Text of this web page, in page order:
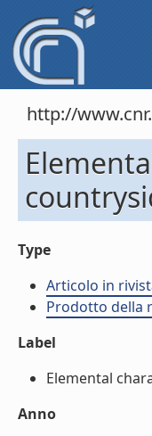
http://
Type
Articolo in
Prodotto della
Label
Elemental
Anno